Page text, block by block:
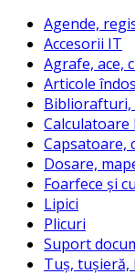
Agende,
Accesorii IT
Agrafe, ace,
Articole
Bibliorafturi,
Capsatoare,
Dosare,
Foarfece și
Lipici
Plicuri
Suport
Tuș,